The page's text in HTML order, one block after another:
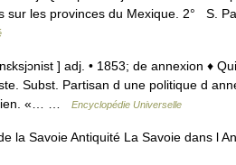
sur les provinces du Mexique. 2° S.
] adj. • 1853; de annexion ♦
Subst. Partisan d une politique d
sien. «… …
Encyclopédie Universelle
la Savoie Antiquité La Savoie dans l